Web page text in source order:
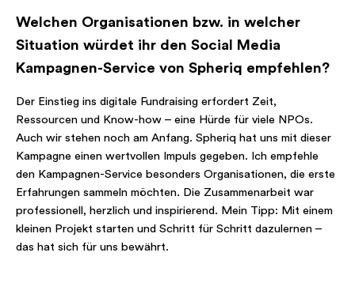
Welchen Organisationen bzw. in welcher
Situation würdet ihr den Social Media
Kampagnen-Service von Spheriq empfehlen?
Der Einstieg ins digitale Fundraising erfordert Zeit,
Ressourcen und Know-how – eine Hürde für viele NPOs.
Auch wir stehen noch am Anfang. Spheriq hat uns mit dieser
Kampagne einen wertvollen Impuls gegeben. Ich empfehle
den Kampagnen-Service besonders Organisationen, die erste
Erfahrungen sammeln möchten. Die Zusammenarbeit war
professionell, herzlich und inspirierend. Mein Tipp: Mit einem
kleinen Projekt starten und Schritt für Schritt dazulernen –
das hat sich für uns bewährt.